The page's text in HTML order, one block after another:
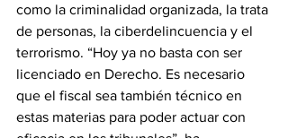
como la criminalidad organizada, la trata
de personas, la ciberdelincuencia y el
terrorismo. “Hoy ya no basta con ser
licenciado en Derecho. Es necesario
que el fiscal sea también técnico en
estas materias para poder actuar con